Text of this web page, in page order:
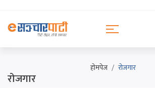
होमपेज रोजगार
रोजगार